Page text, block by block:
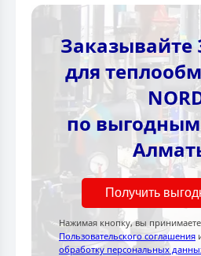
Заказывайте
для
по
Получить
Нажимая кнопку, вы
Пользовательского соглашения
обработку персональных